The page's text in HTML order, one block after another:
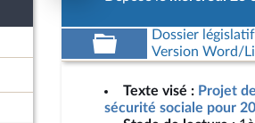
Dossier législatif
Version Word/
Texte visé : Projet
sécurité sociale pour